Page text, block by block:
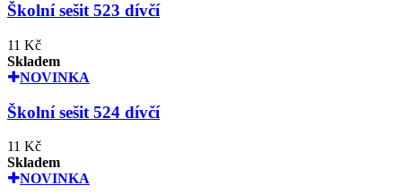
Školní sešit 523 dívčí
11 Kč
Skladem
NOVINKA
Školní sešit 524 dívčí
11 Kč
Skladem
NOVINKA